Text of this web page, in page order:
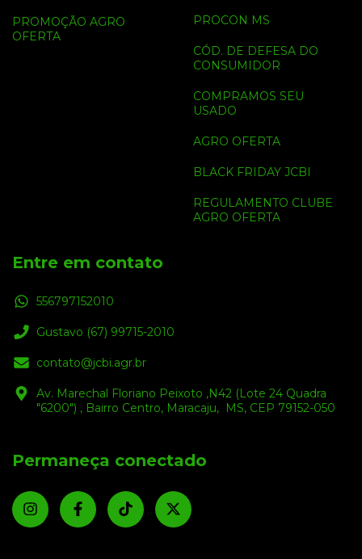
PROMOÇÃO AGRO
OFERTA
PROCON MS
CÓD. DE DEFESA DO
CONSUMIDOR
COMPRAMOS SEU
USADO
AGRO OFERTA
BLACK FRIDAY JCBI
REGULAMENTO CLUBE
AGRO OFERTA
Entre em contato
556797152010
Gustavo (67) 99715-2010
contato@jcbi.agr.br
Av. Marechal Floriano Peixoto ,N42 (Lote 24 Quadra
"6200") , Bairro Centro, Maracaju, MS, CEP 79152-050
Permaneça conectado